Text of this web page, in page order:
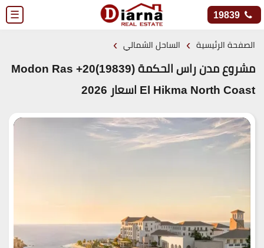
☰ 19839
الصفحة الرئيسية › الساحل الشمالي ›
مشروع مدن راس الحكمة (19839)20+ Modon Ras
El Hikma North Coast اسعار 2026